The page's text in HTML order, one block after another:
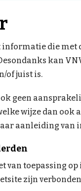
informatie die
kan
of juist is.
geen
wijze dan ook
aanleiding van
van toepassing
zijn